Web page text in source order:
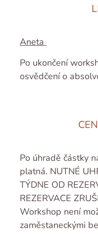
Aneta
Po ukončení
osvědčení o
Po úhradě částky
platná. NUTNÉ
TÝDNE OD
REZERVACE
Workshop není
zaměstaneckými